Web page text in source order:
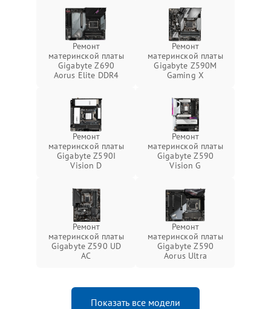
Ремонт
материнской платы
Gigabyte Z690
Aorus Elite DDR4
Ремонт
материнской платы
Gigabyte Z590M
Gaming X
Ремонт
материнской платы
Gigabyte Z590I
Vision D
Ремонт
материнской платы
Gigabyte Z590
Vision G
Ремонт
материнской платы
Gigabyte Z590 UD
AC
Ремонт
материнской платы
Gigabyte Z590
Aorus Ultra
Показать все модели